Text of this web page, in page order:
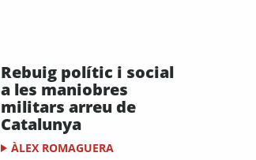
Rebuig polític i social
a les maniobres
militars arreu de
Catalunya
ÀLEX ROMAGUERA